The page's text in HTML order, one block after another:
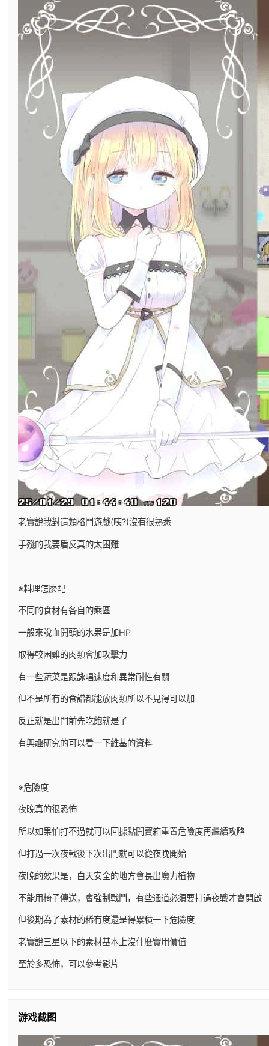
老實說我對這類格鬥遊戲(咦?)沒有很熟悉
手殘的我要盾反真的太困難
※料理怎麼配
不同的食材有各自的乘區
一般來說血開頭的水果是加HP
取得較困難的肉類會加攻擊力
有一些蔬菜是跟詠唱速度和異常耐性有關
但不是所有的食譜都能放肉類所以不見得可以加
反正就是出門前先吃飽就是了
有興趣研究的可以看一下維基的資料
※危險度
夜晚真的很恐怖
所以如果怕打不過就可以回據點開寶箱重置危險度再繼續攻略
但打過一次夜戰後下次出門就可以從夜晚開始
夜晚的效果是，白天安全的地方會長出魔力植物
不能用椅子傳送，會強制戰鬥，有些通道必須要打過夜戰才會開啟
但後期為了素材的稀有度還是得累積一下危險度
老實說三星以下的素材基本上沒什麼實用價值
至於多恐怖，可以參考影片
游戏截图